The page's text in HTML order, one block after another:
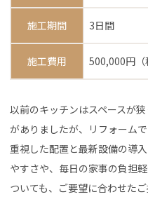
施工期間 3日間
施工費用 500,000円（
以前のキッチンはスペースが
がありましたが、リフォーム
重視した配置と最新設備の導
やすさや、毎日の家事の負担
ついても、ご要望に合わせた